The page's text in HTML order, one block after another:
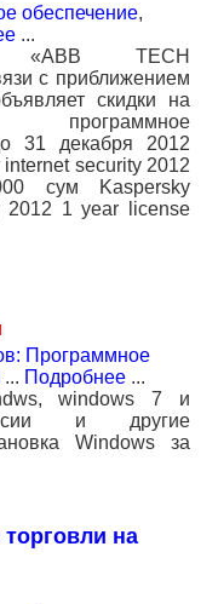
обеспечение,
...
«ABB TECH
с приближением
скидки на
программное
31 декабря 2012
internet security 2012
сум Kaspersky
2012 1 year license
Программное
... Подробнее ...
windows 7 и
и другие
Windows за
на